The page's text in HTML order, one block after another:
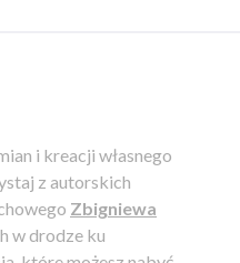
i kreacji własnego
z autorskich
Zbigniewa
w drodze ku